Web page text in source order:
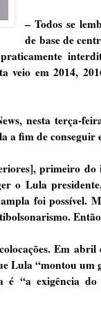
– Todos se
de base de
em 2014,
nesta terça-
a fim de conseguir
primeiro
o Lula
foi possível.
Em
Lula “montou um
é “a exigência